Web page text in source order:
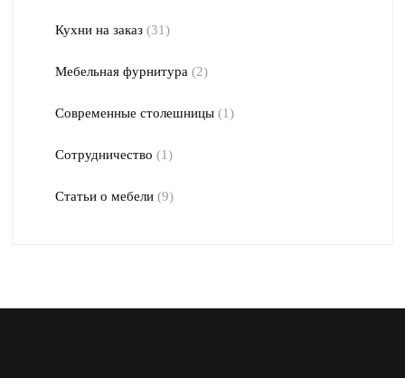
Кухни на заказ(31)
Мебельная фурнитура (2)
Современные столешницы(1)
Сотрудничество (1)
Статьи о мебели(9)